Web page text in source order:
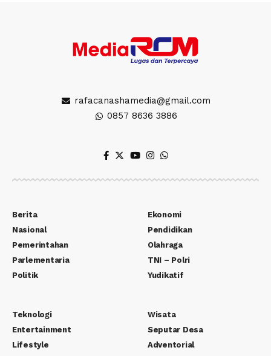
rafacanashamedia@gmail.com
0857 8636 3886
Berita
Nasional
Pemerintahan
Parlementaria
Politik
Ekonomi
Pendidikan
Olahraga
TNI – Polri
Yudikatif
Teknologi
Entertainment
Lifestyle
Wisata
Seputar Desa
Adventorial